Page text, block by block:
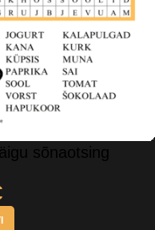
sõnaotsing